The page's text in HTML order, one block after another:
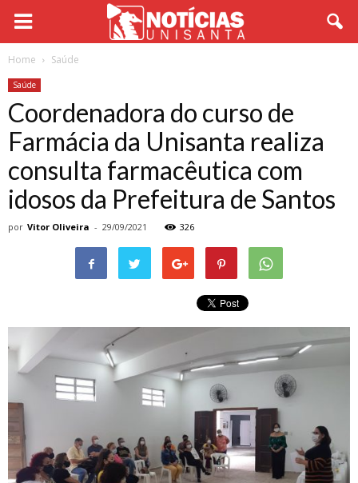
Home Saúde
Saúde
Coordenadora do curso de
Farmácia da Unisanta realiza
consulta farmacêutica com
idosos da Prefeitura de Santos
por Vitor Oliveira - 29/09/2021 326